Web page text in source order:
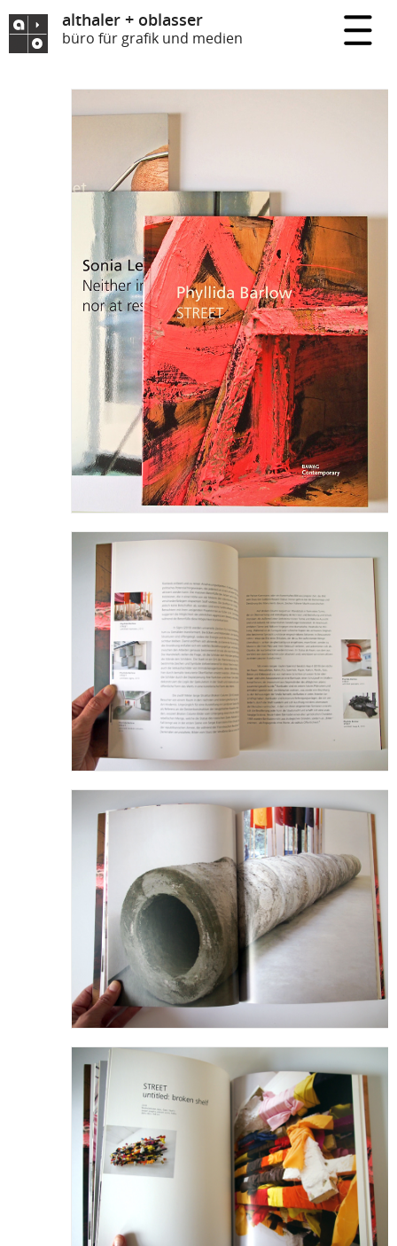
althaler + oblasser
büro für grafik und medien